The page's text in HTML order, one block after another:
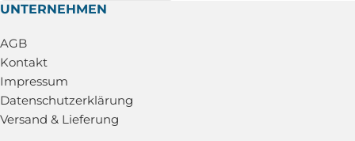
UNTERNEHMEN
AGB
Kontakt
Impressum
Datenschutzerklärung
Versand & Lieferung